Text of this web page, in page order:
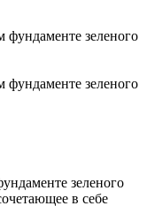
зеленого
в себе